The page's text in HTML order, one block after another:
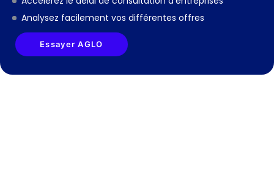
Analysez facilement vos différentes offres
Essayer AGLO